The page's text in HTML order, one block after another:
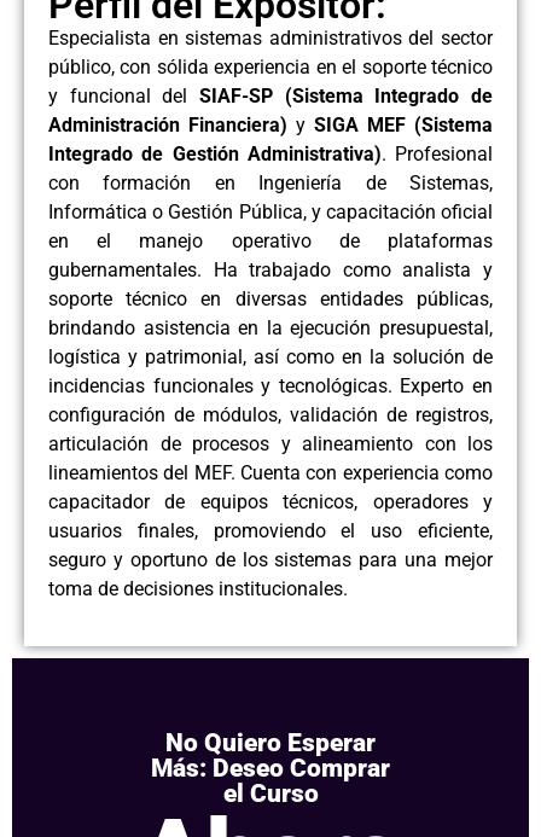
Especialista en sistemas administrativos del sector
público, con sólida experiencia en el soporte técnico
y funcional del SIAF-SP (Sistema Integrado de
Administración Financiera) y SIGA MEF (Sistema
Integrado de Gestión Administrativa). Profesional
con formación en Ingeniería de Sistemas,
Informática o Gestión Pública, y capacitación oficial
en el manejo operativo de plataformas
gubernamentales. Ha trabajado como analista y
soporte técnico en diversas entidades públicas,
brindando asistencia en la ejecución presupuestal,
logística y patrimonial, así como en la solución de
incidencias funcionales y tecnológicas. Experto en
configuración de módulos, validación de registros,
articulación de procesos y alineamiento con los
lineamientos del MEF. Cuenta con experiencia como
capacitador de equipos técnicos, operadores y
usuarios finales, promoviendo el uso eficiente,
seguro y oportuno de los sistemas para una mejor
toma de decisiones institucionales.
No Quiero Esperar
Más: Deseo Comprar
el Curso